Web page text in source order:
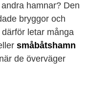
hamnar? Den
bryggor och
letar många
småbåtshamn
när de överväger